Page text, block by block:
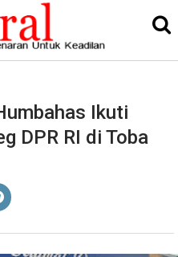
Ikuti
DPR RI di Toba